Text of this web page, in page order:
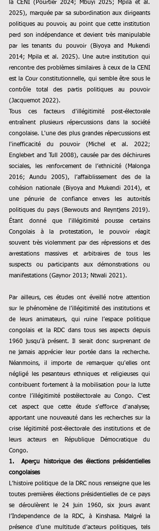
la CENI (Pourtier 2024; Mbuyi 2025; Mpila et al.
2025), marquée par sa subordination aux dirigeants
politiques au pouvoir, au point que cette institution
perd son indépendance et devient très manipulable
par les tenants du pouvoir (Biyoya and Mukendi
2014; Mpila et al. 2025). Une autre institution qui
rencontre des problèmes similaires à ceux de la CENI
est la Cour constitutionnelle, qui semble être sous le
contrôle total des partis politiques au pouvoir
(Jacquemot 2022).
Tous ces facteurs d'illégitimité post-électorale
entraînent plusieurs répercussions dans la société
congolaise. L'une des plus grandes répercussions est
l'inefficacité du pouvoir (Michel et al. 2022;
Englebert and Tull 2008), causée par des déchirures
sociales, les renforcement de l’ethnicité (Malonga
2016; Aundu 2005), l’affaiblissement des de la
cohésion nationale (Biyoya and Mukendi 2014), et
une pénurie de confiance envers les autorités
politiques du pays (Berwouts and Reyntjens 2019).
Étant donné que l'illégitimité pousse certains
Congolais à la protestation, le pouvoir réagit
souvent très violemment par des répressions et des
arrestations massives et arbitraires de tous les
suspects ou participants aux démonstrations ou
manifestations (Gaynor 2013; Ntwali 2021).
Par ailleurs, ces études ont éveillé notre attention
sur le phénomène de l’illégitimité des institutions et
de leurs animateurs, qui ruine l’espace politique
congolais et la RDC dans tous ses aspects depuis
1960 jusqu'à présent. Il serait donc surprenant de
ne jamais apprécier leur portée dans la recherche.
Néanmoins, il importe de remarquer qu'elles ont
négligé les pesanteurs ethniques et religieuses qui
contribuent fortement à la mobilisation pour la lutte
contre l’illégitimité postélectorale au Congo. C’est
cet aspect que cette étude s'efforce d'analyser,
apportant une nouveauté dans les recherches sur la
crise légitimité post-électorale des institutions et de
leurs acteurs en République Démocratique du
Congo.
1.  Aperçu historique des élections présidentielles
congolaises
L’histoire politique de la DRC nous renseigne que les
toutes premières élections présidentielles de ce pays
se déroulèrent le 24 juin 1960, six jours avant
l’Independence de la RDC, à Kinshasa. Malgré la
présence d’une multitude d’acteurs politiques, tels